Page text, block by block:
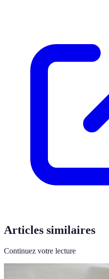
Articles similaires
Continuez votre lecture